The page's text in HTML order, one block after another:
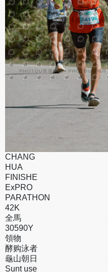
CHANG
HUA
FINISHE
ExPRO
PARATHON
42K
全馬
30590Y
領物
酵购泳者
龜山朝日
Sunt use